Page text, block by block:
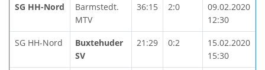
SG HH-Nord
Barmstedt.
MTV
36:15 2:0
09.02.2020
12:30
SG HH-Nord
Buxtehuder
SV
21:29 0:2
15.02.2020
15:30